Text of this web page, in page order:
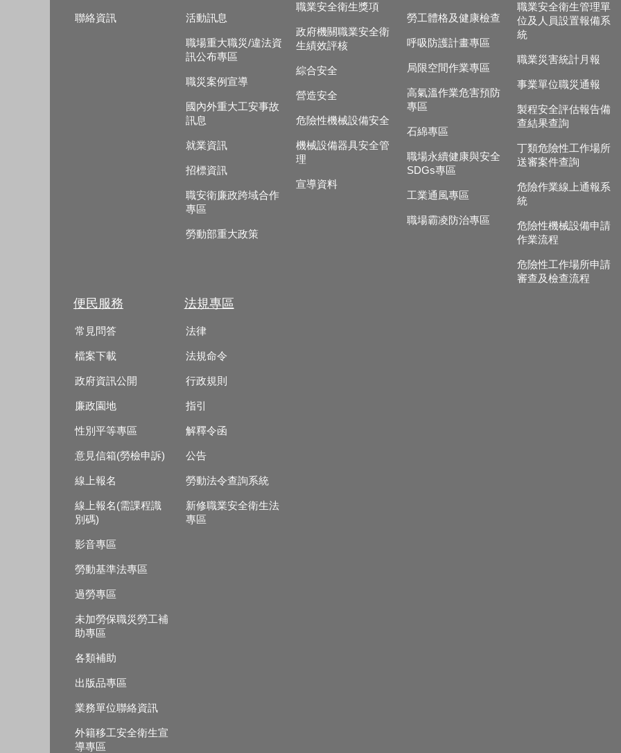
聯絡資訊 活動訊息
職場重大職災/違法資
訊公布專區
職災案例宣導
國內外重大工安事故
訊息
就業資訊
招標資訊
職安衛廉政跨域合作
專區
勞動部重大政策
職業安全衛生獎項
政府機關職業安全衛
生績效評核
綜合安全
營造安全
危險性機械設備安全
機械設備器具安全管
理
宣導資料
勞工體格及健康檢查
呼吸防護計畫專區
局限空間作業專區
高氣溫作業危害預防
專區
石綿專區
職場永續健康與安全
SDGs專區
工業通風專區
職場霸凌防治專區
職業安全衛生管理單
位及人員設置報備系
統
職業災害統計月報
事業單位職災通報
製程安全評估報告備
查結果查詢
丁類危險性工作場所
送審案件查詢
危險作業線上通報系
統
危險性機械設備申請
作業流程
危險性工作場所申請
審查及檢查流程
便民服務
常見問答
檔案下載
政府資訊公開
廉政園地
性別平等專區
意見信箱(勞檢申訴)
線上報名
線上報名(需課程識
別碼)
影音專區
勞動基準法專區
過勞專區
未加勞保職災勞工補
助專區
各類補助
出版品專區
業務單位聯絡資訊
外籍移工安全衛生宣
導專區
法規專區
法律
法規命令
行政規則
指引
解釋令函
公告
勞動法令查詢系統
新修職業安全衛生法
專區